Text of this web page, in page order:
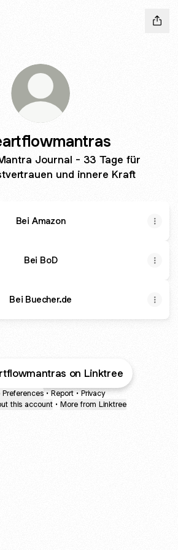
Journal - 33 Tage für
und innere Kraft
Bei Amazon
Bei BoD
Bei Buecher.de
on Linktree
Preferences • Report • Privacy
this account • More from Linktree